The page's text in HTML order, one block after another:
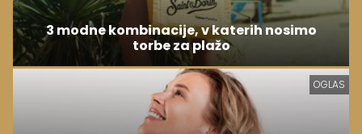
3 modne kombinacije, v katerih nosimo
torbe za plažo
OGLAS